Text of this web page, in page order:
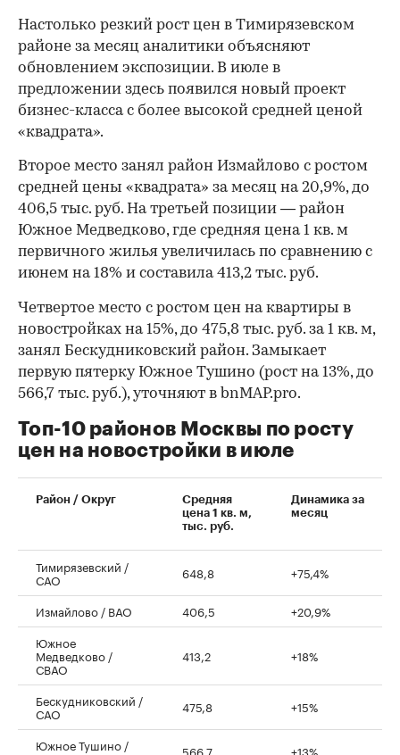
Настолько резкий рост цен в Тимирязевском
районе за месяц аналитики объясняют
обновлением экспозиции. В июле в
предложении здесь появился новый проект
бизнес-класса с более высокой средней ценой
«квадрата».
Второе место занял район Измайлово с ростом
средней цены «квадрата» за месяц на 20,9%, до
406,5 тыс. руб. На третьей позиции — район
Южное Медведково, где средняя цена 1 кв. м
первичного жилья увеличилась по сравнению с
июнем на 18% и составила 413,2 тыс. руб.
00:00 / 00:00
Четвертое место с ростом цен на квартиры в
новостройках на 15%, до 475,8 тыс. руб. за 1 кв. м,
занял Бескудниковский район. Замыкает
первую пятерку Южное Тушино (рост на 13%, до
566,7 тыс. руб.), уточняют в bnMAP.pro.
Топ-10 районов Москвы по росту
цен на новостройки в июле
Район / Округ
Средняя
цена 1 кв. м,
тыс. руб.
Динамика за
месяц
Тимирязевский /
САО 648,8 +75,4%
Измайлово / ВАО 406,5
+20,9%
Южное
Медведково /
СВАО
413,2 +18%
Бескудниковский /
САО 475,8 +15%
Южное Тушино / 566,7 +13%